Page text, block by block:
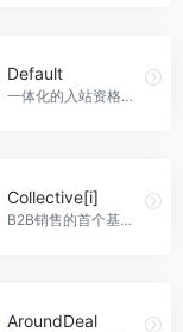
Default
一体化的入站资格认定、调度和路由解决方案，Default官网入口网址
Collective[i]
B2B销售的首个基础模型，利用人工智能赋予销售超能力，Collective[i]官网入口网址
AroundDeal